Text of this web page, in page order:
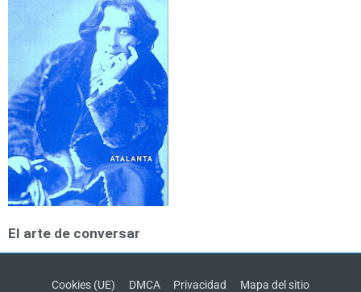
El arte de conversar
Cookies (UE) DMCA Privacidad Mapa del sitio